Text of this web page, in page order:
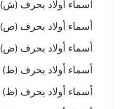
أسماء أولاد بحرف (ش)
أسماء أولاد بحرف (ص)
أسماء أولاد بحرف (ض)
أسماء أولاد بحرف (ط)
أسماء أولاد بحرف (ظ)